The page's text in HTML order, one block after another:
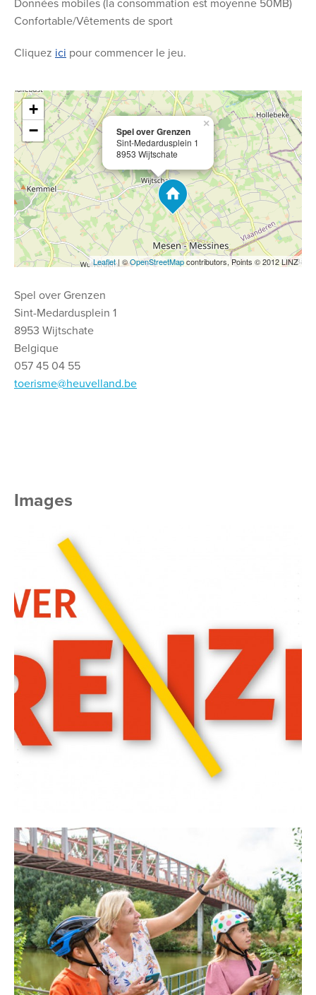
Données mobiles (la consommation est moyenne 50MB)
Confortable/Vêtements de sport
Cliquez ici pour commencer le jeu.
Spel over Grenzen
Sint-Medardusplein 1
8953 Wijtschate
×
+
−
Leaflet| ©OpenStreetMapcontributors, Points © 2012 LINZ
Spel over Grenzen
Sint-Medardusplein 1
8953 Wijtschate
Belgique
057 45 04 55
toerisme@heuvelland.be
Images